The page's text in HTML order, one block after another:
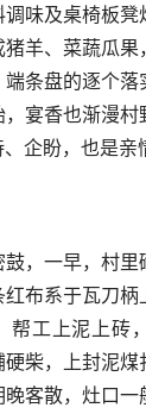
味及桌椅板
羊、菜蔬瓜
条盘的逐个
宴香也渐漫
企盼，也是亲
，一早，村
布系于瓦刀
帮工上泥上砖
柴，上封泥
客散，灶口